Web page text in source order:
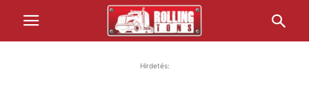
Hirdetés: